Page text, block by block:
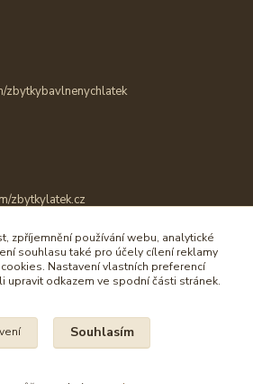
zbytkybavlnenychlatek
zbytkylatek.cz
zpříjemnění používání webu, analytické
souhlasu také pro účely cílení reklamy
Nastavení vlastních preferencí
upravit odkazem ve spodní části stránek.
Souhlasím